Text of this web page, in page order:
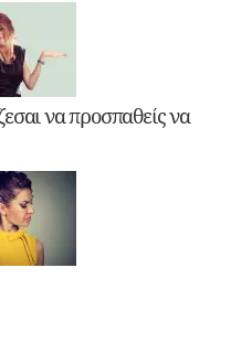
να προσπαθείς να